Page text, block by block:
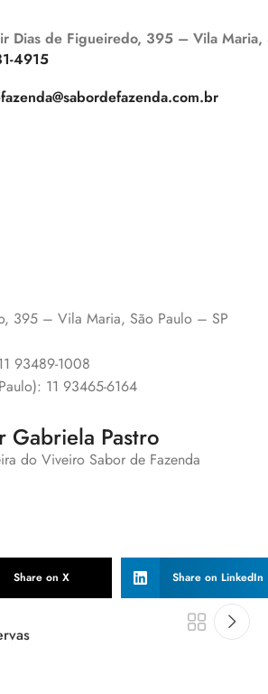
Dias de Figueiredo, 395 – Vila Maria,
4915
395 – Vila Maria, São Paulo – SP
93489-1008
11 93465-6164
Gabriela Pastro
do Viveiro Sabor de Fazenda
Share on X Share on LinkedIn